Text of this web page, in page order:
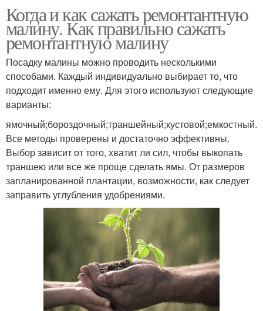
Когда и как сажать ремонтантную
малину. Как правильно сажать
ремонтантную малину
Посадку малины можно проводить несколькими
способами. Каждый индивидуально выбирает то, что
подходит именно ему. Для этого используют следующие
варианты:
ямочный;бороздочный;траншейный;кустовой;емкостный.
Все методы проверены и достаточно эффективны.
Выбор зависит от того, хватит ли сил, чтобы выкопать
траншею или все же проще сделать ямы. От размеров
запланированной плантации, возможности, как следует
заправить углубления удобрениями.